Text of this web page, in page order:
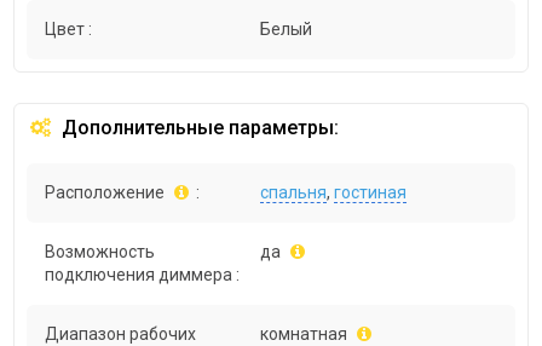
Цвет : Белый
Дополнительные параметры:
Расположение : спальня,гостиная
Возможность
подключения диммера :
да
Диапазон рабочих
комнатная